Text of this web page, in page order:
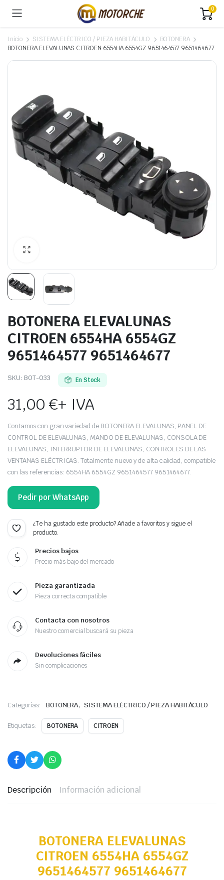
0
Inicio SISTEMA ELÉCTRICO / PIEZA HABITÁCULO
BOTONERA
BOTONERA ELEVALUNAS CITROEN 6554HA 6554GZ 9651464577 9651464677
BOTONERA ELEVALUNAS
CITROEN 6554HA 6554GZ
9651464577 9651464677
SKU: BOT-033 En Stock
31,00€+ IVA
Contamos con gran variedad de BOTONERA ELEVALUNAS, PANEL DE
CONTROL DE ELEVALUNAS, MANDO DE ELEVALUNAS, CONSOLA DE
ELEVALUNAS, INTERRUPTOR DE ELEVALUNAS, CONTROLES DE LAS
VENTANAS ELÉCTRICAS. Totalmente nuevo y de alta calidad, compatible
con las referencias: 6554HA 6554GZ 9651464577 9651464677.
Pedir por WhatsApp
¿Te ha gustado este producto? Añade a favoritos y sigue el
producto.
Precios bajos
Precio más bajo del mercado
Pieza garantizada
Pieza correcta compatible
Contacta con nosotros
Nuestro comercial buscará su pieza
Devoluciones fáciles
Sin complicaciones
Categorías: BOTONERA, SISTEMA ELÉCTRICO / PIEZA HABITÁCULO
Etiquetas: BOTONERA CITROEN
Descripción Información adicional
BOTONERA ELEVALUNAS
CITROEN 6554HA 6554GZ
9651464577 9651464677